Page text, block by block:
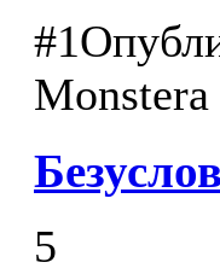
#1
5